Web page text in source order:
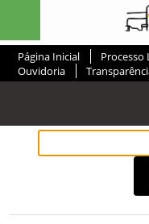
Página Inicial Processo
Ouvidoria